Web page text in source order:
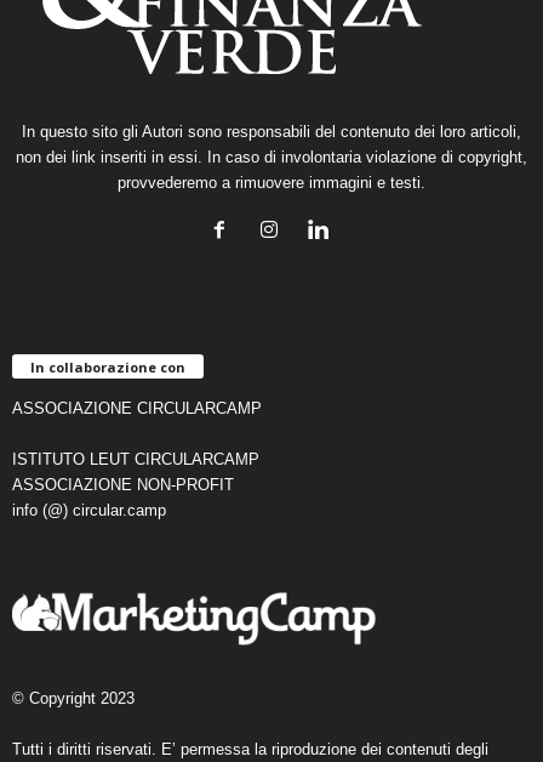
In questo sito gli Autori sono responsabili del contenuto dei loro articoli,
non dei link inseriti in essi. In caso di involontaria violazione di copyright,
provvederemo a rimuovere immagini e testi.
In collaborazione con
ASSOCIAZIONE CIRCULARCAMP
ISTITUTO LEUT CIRCULARCAMP
ASSOCIAZIONE NON-PROFIT
info (@) circular.camp
© Copyright 2023
Tutti i diritti riservati. E’ permessa la riproduzione dei contenuti degli